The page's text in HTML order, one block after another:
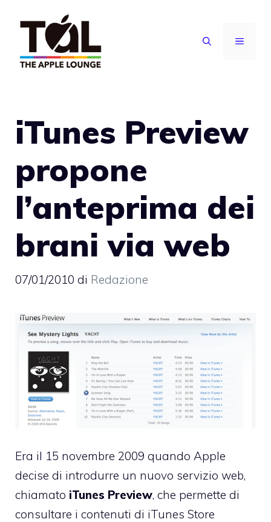
contenuto
MENU
iTunes Preview
propone
l’anteprima dei
brani via web
07/01/2010 di Redazione
Era il 15 novembre 2009 quando Apple
decise di introdurre un nuovo servizio web,
chiamato iTunes Preview, che permette di
consultare i contenuti di iTunes Store